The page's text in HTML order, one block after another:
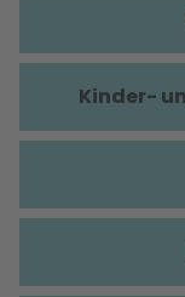
Kinder-